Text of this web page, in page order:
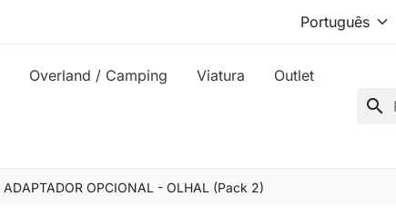
Overland / Camping Viatura Outlet
search
ADAPTADOR OPCIONAL - OLHAL (Pack 2)